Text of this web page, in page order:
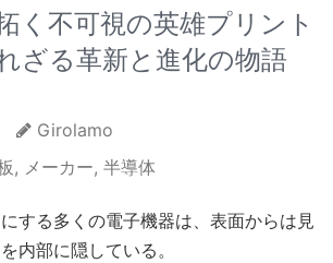
く不可視の英雄プリント
ざる革新と進化の物語
Girolamo
, メーカー, 半導体
する多くの電子機器は、表面からは見
内部に隠している。